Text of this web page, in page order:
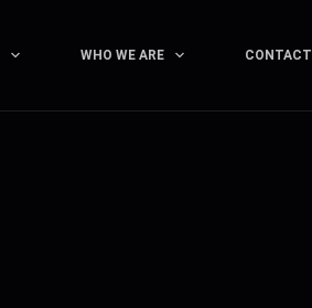
WHO WE ARE CONTACT